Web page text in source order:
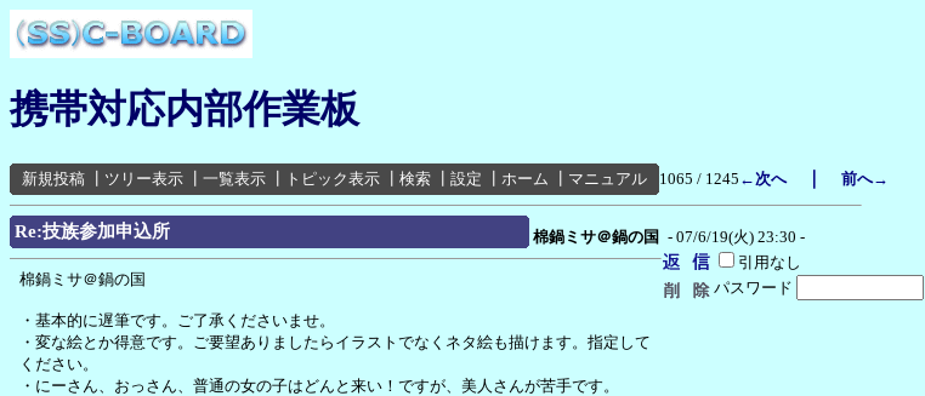
携帯対応内部作業板
新規投稿 ツリー表示 一覧表示 トピック表示 検索 設定 ホーム マニュアル 1065 / 1245 ←次へ｜ 前へ→
Re:技族参加申込所 棉鍋ミサ＠鍋の国 - 07/6/19(火) 23:30 -
引用なし
パスワード
棉鍋ミサ＠鍋の国
・基本的に遅筆です。ご了承くださいませ。
・変な絵とか得意です。ご要望ありましたらイラストでなくネタ絵も描けます。指定して
ください。
・にーさん、おっさん、普通の女の子はどんと来い！ですが、美人さんが苦手です。